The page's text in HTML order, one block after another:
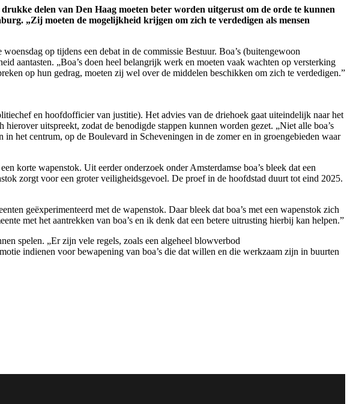
delen van Den Haag moeten beter worden uitgerust om de orde te kunnen
„Zij moeten de mogelijkheid krijgen om zich te verdedigen als mensen
op tijdens een debat in de commissie Bestuur. Boa’s (buitengewoon
aantasten. „Boa’s doen heel belangrijk werk en moeten vaak wachten op versterking
op hun gedrag, moeten zij wel over de middelen beschikken om zich te verdedigen.”
en hoofdofficier van justitie). Het advies van de driehoek gaat uiteindelijk naar het
uitspreekt, zodat de benodigde stappen kunnen worden gezet. „Niet alle boa’s
het centrum, op de Boulevard in Scheveningen in de zomer en in groengebieden waar
korte wapenstok. Uit eerder onderzoek onder Amsterdamse boa’s bleek dat een
zorgt voor een groter veiligheidsgevoel. De proef in de hoofdstad duurt tot eind 2025.
geëxperimenteerd met de wapenstok. Daar bleek dat boa’s met een wapenstok zich
met het aantrekken van boa’s en ik denk dat een betere uitrusting hierbij kan helpen.”
spelen. „Er zijn vele regels, zoals een algeheel blowverbod
indienen voor bewapening van boa’s die dat willen en die werkzaam zijn in buurten